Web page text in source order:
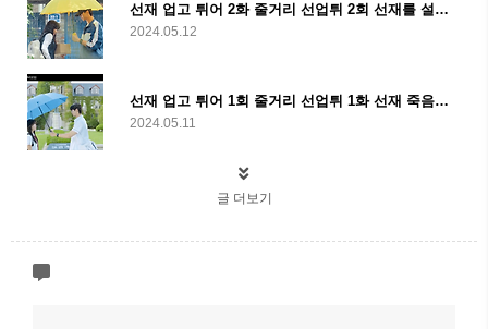
선재 업고 튀어 2화 줄거리 선업튀 2회 선재를 설득할려는 솔이 및 3회 예고
2024.05.12
선재 업고 튀어 1회 줄거리 선업튀 1화 선재 죽음과 타임슬립 및 2회 예고
2024.05.11
글 더보기